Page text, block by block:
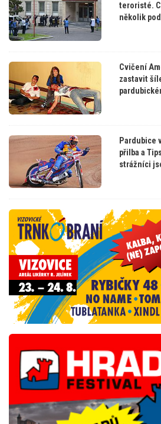
teroristé.
několik
Cvičení
zastavit
Pardubice
přilba a
strážníci